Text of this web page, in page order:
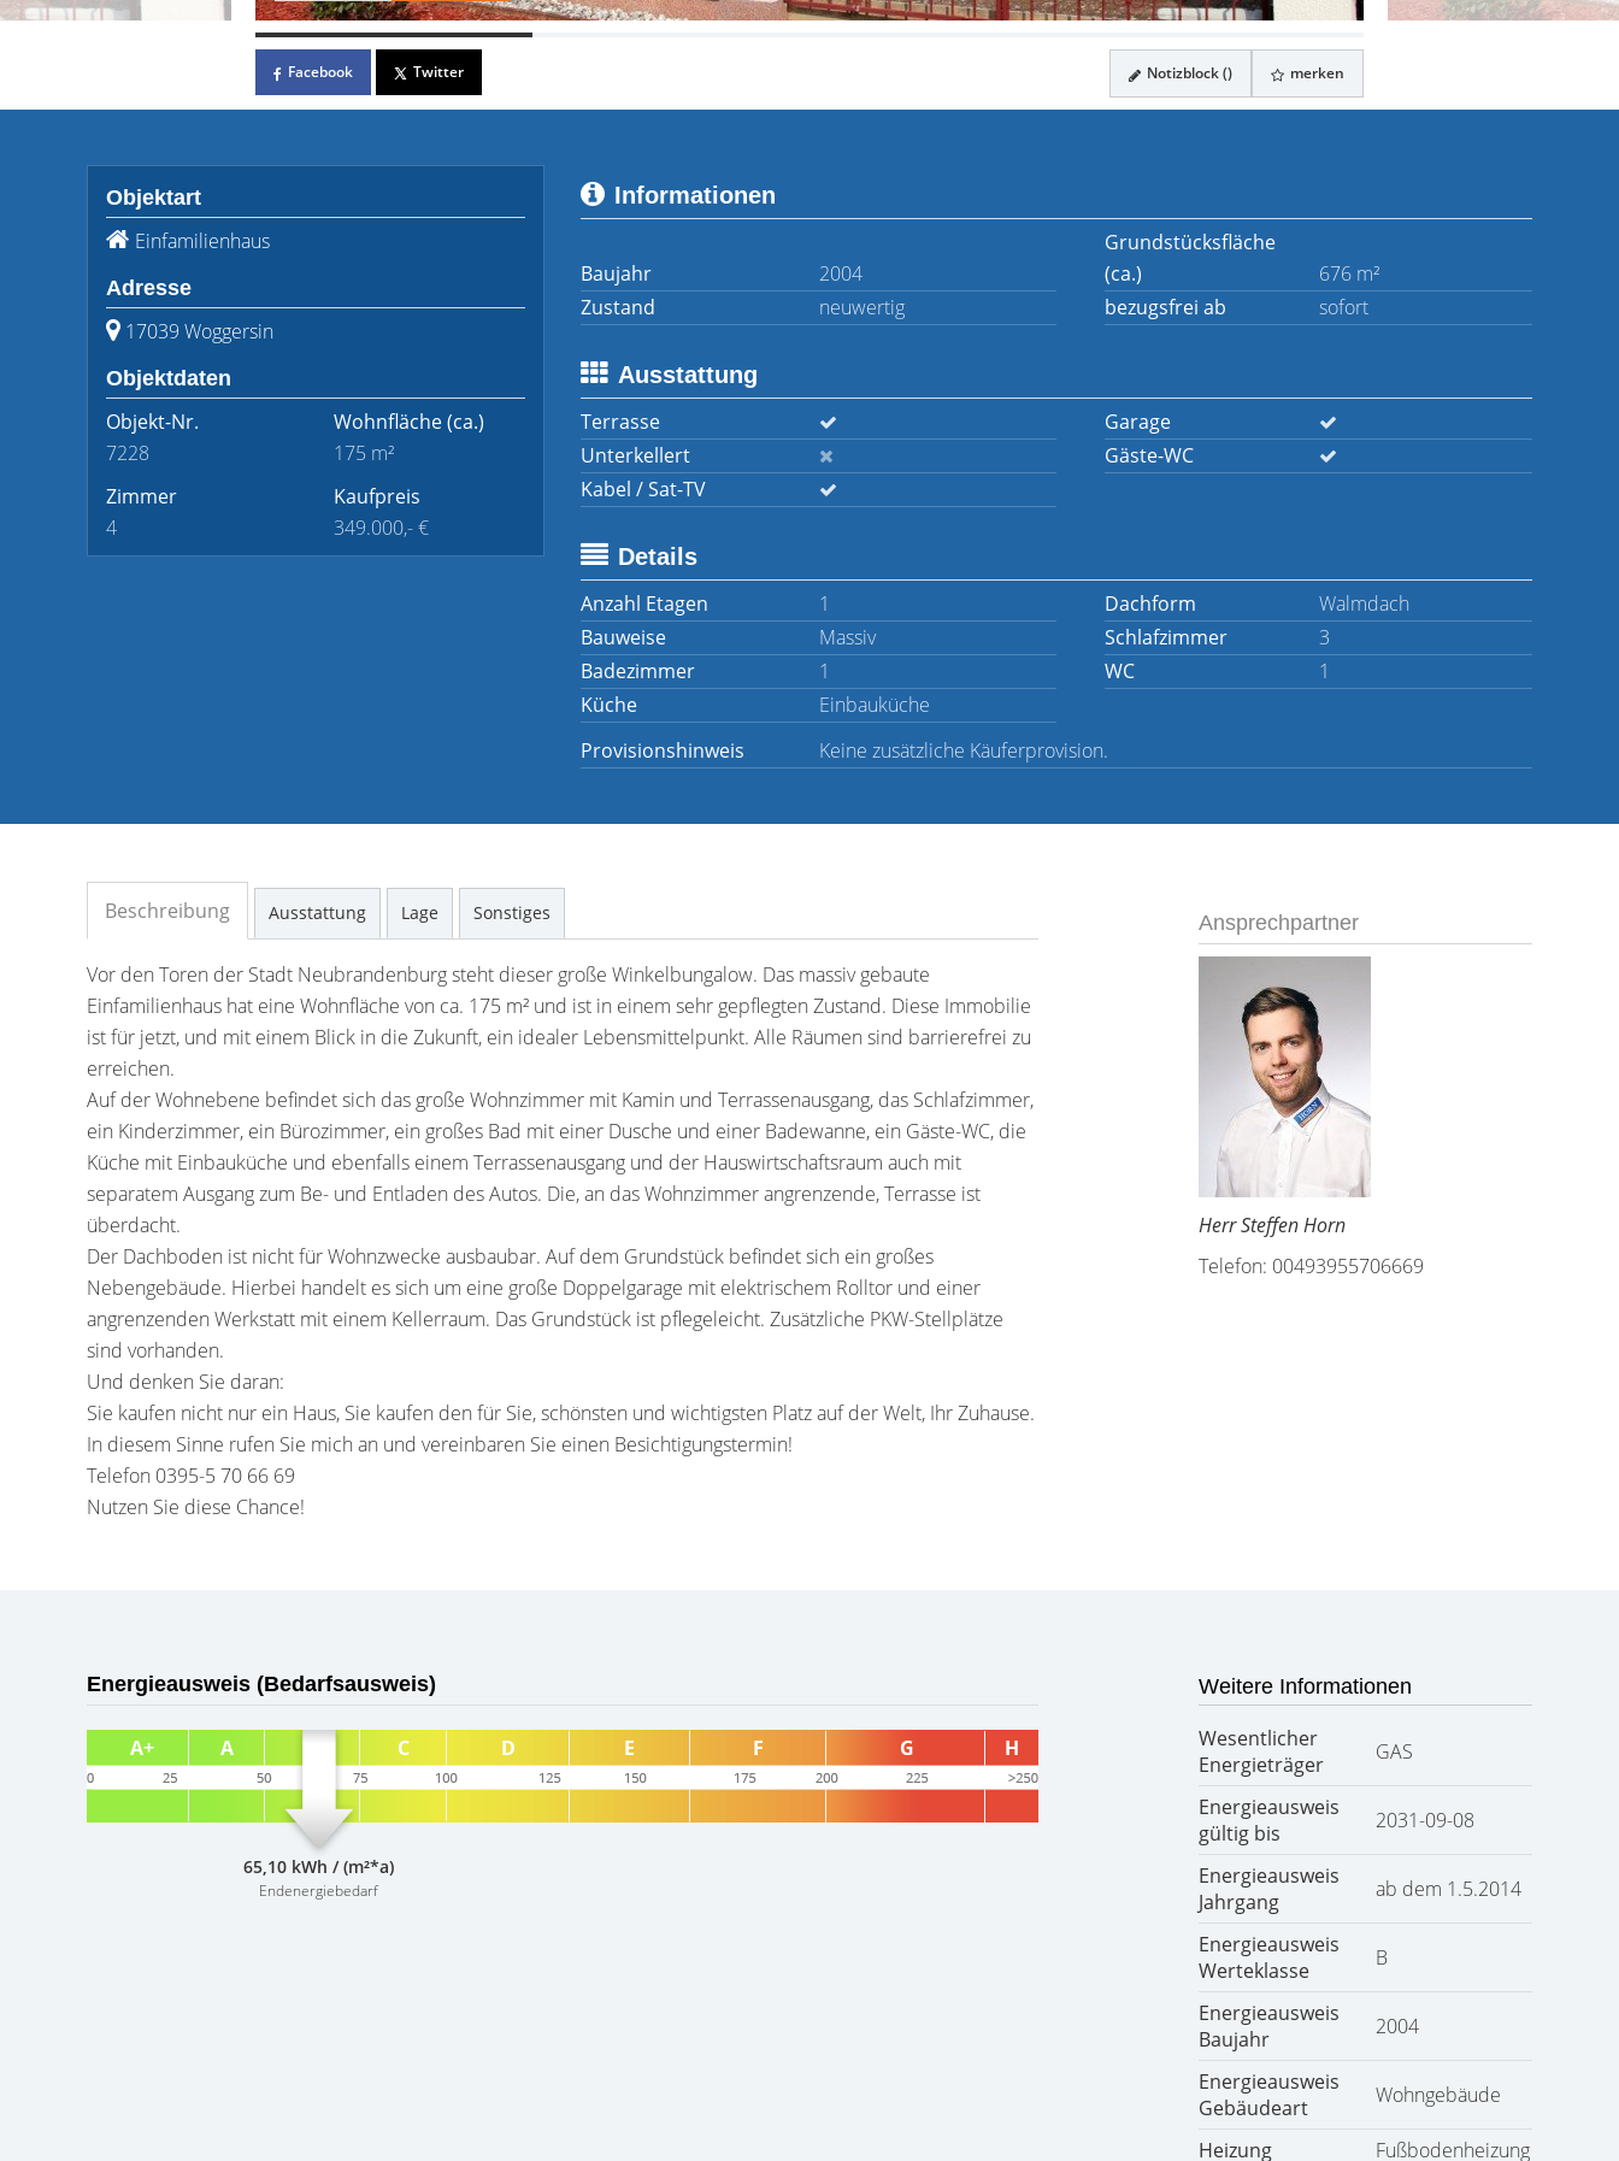
Facebook Twitter Notizblock () merken
Objektart
Einfamilienhaus
Adresse
17039 Woggersin
Objektdaten
Objekt-Nr.
7228
Wohnfläche(ca.)
175 m²
Zimmer
4
Kaufpreis
349.000,- €
Informationen
Baujahr 2004
Grundstücksfläche
(ca.)
676 m²
Zustand
neuwertig bezugsfrei ab sofort
Ausstattung
Terrasse
Garage
Unterkellert
Gäste-WC
Kabel / Sat-TV
Details
Anzahl Etagen
1 Dachform
Walmdach
Bauweise
Massiv Schlafzimmer
3
Badezimmer
1 WC
1
Küche
Einbauküche
Provisionshinweis
Keine zusätzliche Käuferprovision.
Beschreibung Ausstattung Lage Sonstiges
Vor den Toren der Stadt Neubrandenburg steht dieser große Winkelbungalow. Das massiv gebaute
Einfamilienhaus hat eine Wohnfläche von ca. 175 m² und ist in einem sehr gepflegten Zustand. Diese Immobilie
ist für jetzt, und mit einem Blick in die Zukunft, ein idealer Lebensmittelpunkt. Alle Räumen sind barrierefrei zu
erreichen.
Auf der Wohnebene befindet sich das große Wohnzimmer mit Kamin und Terrassenausgang, das Schlafzimmer,
ein Kinderzimmer, ein Bürozimmer, ein großes Bad mit einer Dusche und einer Badewanne, ein Gäste-WC, die
Küche mit Einbauküche und ebenfalls einem Terrassenausgang und der Hauswirtschaftsraum auch mit
separatem Ausgang zum Be- und Entladen des Autos. Die, an das Wohnzimmer angrenzende, Terrasse ist
überdacht.
Der Dachboden ist nicht für Wohnzwecke ausbaubar. Auf dem Grundstück befindet sich ein großes
Nebengebäude. Hierbei handelt es sich um eine große Doppelgarage mit elektrischem Rolltor und einer
angrenzenden Werkstatt mit einem Kellerraum. Das Grundstück ist pflegeleicht. Zusätzliche PKW-Stellplätze
sind vorhanden.
Und denken Sie daran:
Sie kaufen nicht nur ein Haus, Sie kaufen den für Sie, schönsten und wichtigsten Platz auf der Welt, Ihr Zuhause.
In diesem Sinne rufen Sie mich an und vereinbaren Sie einen Besichtigungstermin!
Telefon 0395-5 70 66 69
Nutzen Sie diese Chance!
Ansprechpartner
Herr Steffen Horn
Telefon: 00493955706669
Energieausweis (Bedarfsausweis)
65,10 kWh / (m²*a)
Endenergiebedarf
Weitere Informationen
Wesentlicher
Energieträger
GAS
Energieausweis
gültig bis
2031-09-08
Energieausweis
Jahrgang
ab dem 1.5.2014
Energieausweis
Werteklasse
B
Energieausweis
Baujahr
2004
Energieausweis
Gebäudeart
Wohngebäude
Heizung Fußbodenheizung